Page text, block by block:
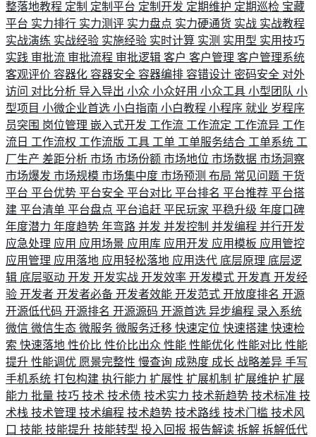
整落地教程 定制 定制平台 定制开发 定期维护 定期巡检 宝藏
平台 实力排行 实力测评 实力盘点 实力硬通货 实战 实战教程
实战演练 实战经验 实施经验 实时计算 实测 实用型 实用技巧
实践 审批流 审批流程 审批逻辑 客户 客户管理 客户管理系统
客观评价 容器化 容器安全 容器编排 容错设计 密码安全 对外
访问 对比分析 导入导出 小众 小众好用 小众工具 小型团队 小
型项目 小微企业首选 小白指南 小白教程 小程序 就业 岁程序
员突围 岗位管理 嵌入式开发 工作流 工作流定 工作流异 工作
流日 工作流权 工作流版 工具 工单 工单服务结合 工单系统 工
厂生产 差距分析 市场 市场份额 市场地位 市场数据 市场洞察
市场爆发 市场规模 市场集中度 市场预测 布局 常见问题 干货
平台 平台优势 平台安全 平台对比 平台排名 平台推荐 平台搭
建 平台清单 平台盘点 平台追赶 平民玩家 平稳升级 年度口碑
年度潜力 年度趋势 年弯路 并发 并发控制 并发编程 并行开发
应急处理 应用 应用场景 应用库 应用开发 应用模板 应用管控
应用管理 应用落地 应用轻松落地 应用迭代 底层原理 底层逻
辑 底层驱动 开发 开发实战 开发效率 开发模式 开发真 开发经
验 开发者 开发者必备 开发者效能 开发范式 开放度排名 开源
开源低代码 开源排名 开源源码 开源首选 异步编程 录入系统
微信 微信生态 微服务 微服务迁移 快速定位 快速搭建 快速检
索 快速落地 性价比 性价比出众 性能 性能优化 性能对比 性能
提升 性能调优 愿景完整性 慢查询 成熟度 成长 战略差异 手写
手机系统 打包构建 执行能力 扩展性 扩展机制 扩展维护 扩展
能力 批量 技巧 技术 技术债 技术实力 技术新趋势 技术标准 技
术栈 技术管理 技术编程 技术趋势 技术路线 技术门槛 技术风
口 技能 技能提升 技能转型 投入回报 报告解读 拆解 拆解低代